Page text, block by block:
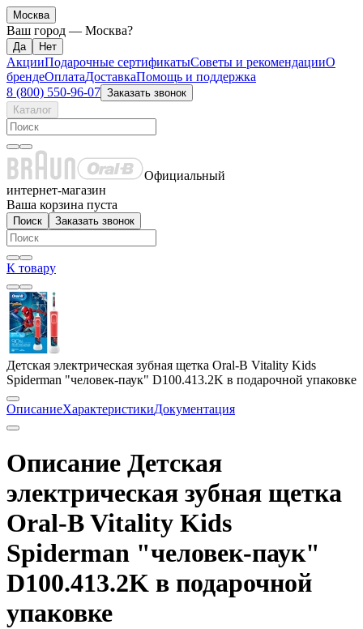
Москва
Ваш город — Москва?
АкцииПодарочные сертификатыСоветы и рекомендацииО
брендеОплатаДоставкаПомощь и поддержка
8 (800) 550-96-07 Заказать звонок
Каталог
Официальный
интернет-магазин
Ваша корзина пуста
Поиск Заказать звонок
К товару
Детская электрическая зубная щетка Oral-B Vitality Kids
Spiderman "человек-паук" D100.413.2K в подарочной упаковке
ОписаниеХарактеристикиДокументация
Описание Детская
электрическая зубная щетка
Oral-B Vitality Kids
Spiderman "человек-паук"
D100.413.2K в подарочной
упаковке